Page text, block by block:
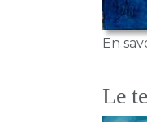
En
Le